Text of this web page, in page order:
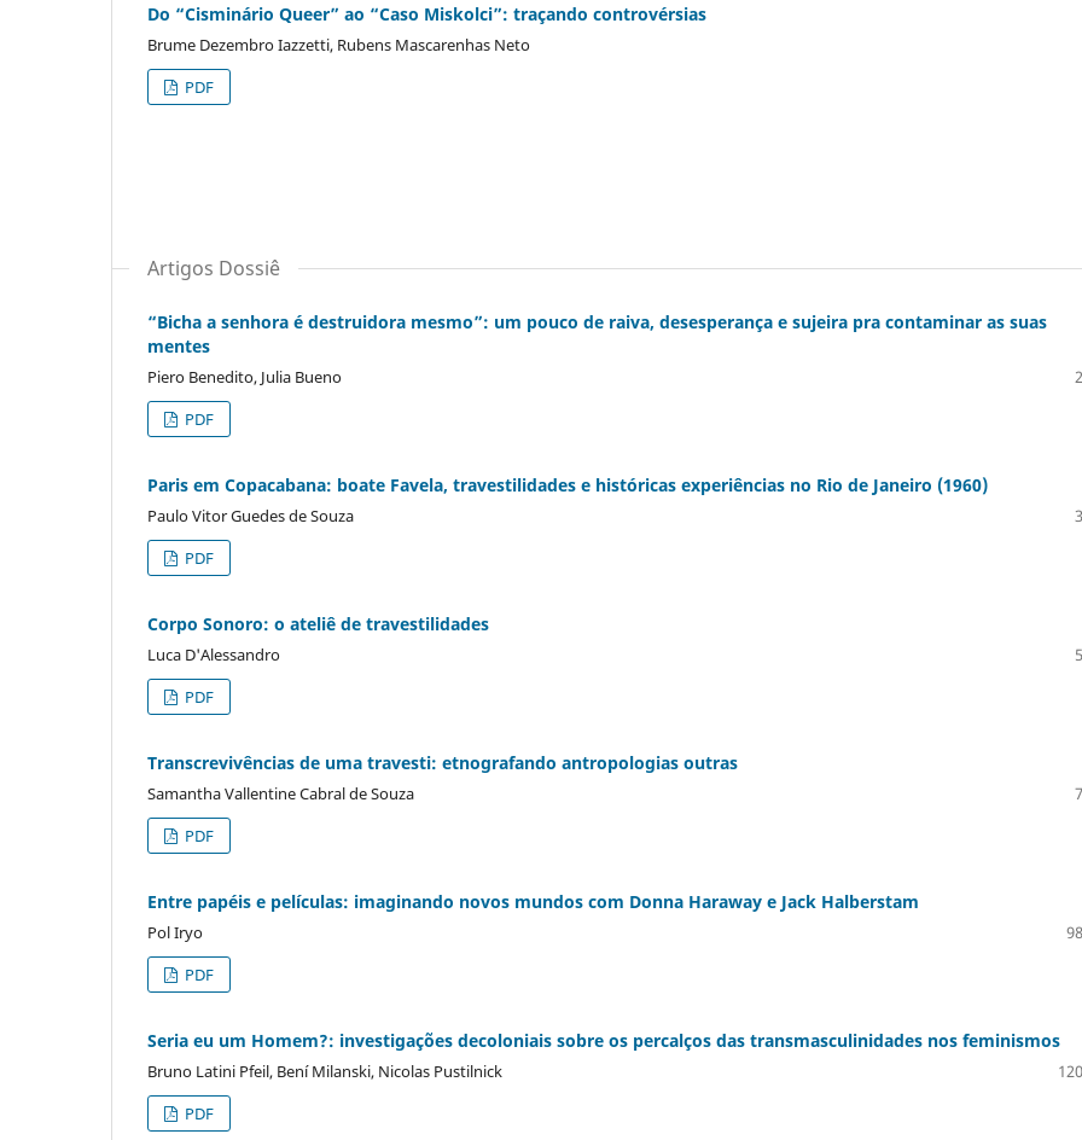
Do “Cisminário Queer” ao “Caso Miskolci”: traçando controvérsias
Brume Dezembro Iazzetti, Rubens Mascarenhas Neto
PDF
Artigos Dossiê
“Bicha a senhora é destruidora mesmo”: um pouco de raiva, desesperança e sujeira pra contaminar as suas
mentes
Piero Benedito, Julia Bueno
PDF
Paris em Copacabana: boate Favela, travestilidades e históricas experiências no Rio de Janeiro (1960)
Paulo Vitor Guedes de Souza
PDF
Corpo Sonoro: o ateliê de travestilidades
Luca D'Alessandro
PDF
Transcrevivências de uma travesti: etnografando antropologias outras
Samantha Vallentine Cabral de Souza
PDF
Entre papéis e películas: imaginando novos mundos com Donna Haraway e Jack Halberstam
Pol Iryo
PDF
Seria eu um Homem?: investigações decoloniais sobre os percalços das transmasculinidades nos feminismos
Bruno Latini Pfeil, Bení Milanski, Nicolas Pustilnick
PDF